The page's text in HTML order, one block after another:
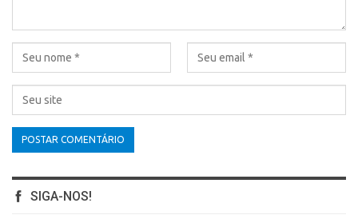
SIGA-NOS!